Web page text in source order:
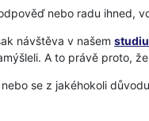
nebo radu ihned,
návštěva v našem studiu
A to právě proto,
se z jakéhokoli